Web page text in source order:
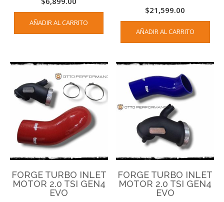
AÑADIR AL CARRITO
$21,599.00
AÑADIR AL CARRITO
FORGE TURBO INLET
MOTOR 2.0 TSI GEN4
EVO
FORGE TURBO INLET
MOTOR 2.0 TSI GEN4
EVO